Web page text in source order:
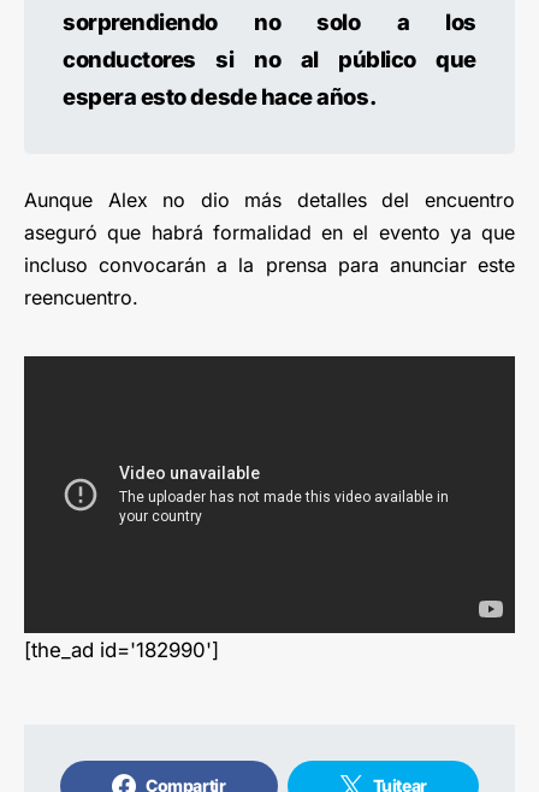
sorprendiendo no solo a los
conductores si no al público que
espera esto desde hace años.
Aunque Alex no dio más detalles del encuentro
aseguró que habrá formalidad en el evento ya que
incluso convocarán a la prensa para anunciar este
reencuentro.
[the_ad id='182990']
Compartir Tuitear